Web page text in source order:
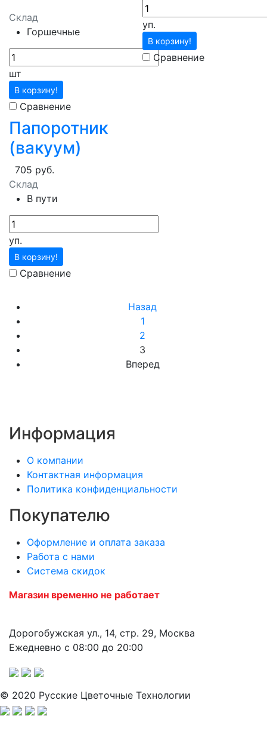
Склад
Горшечные
шт
В корзину!
Сравнение
уп.
В корзину!
Сравнение
Папоротник
(вакуум)
705 руб.
Склад
В пути
уп.
В корзину!
Сравнение
Назад
1
2
3
Вперед
Информация
О компании
Контактная информация
Политика конфиденциальности
Покупателю
Оформление и оплата заказа
Работа с нами
Система скидок
Магазин временно не работает
Дорогобужская ул., 14, стр. 29, Москва
Ежедневно с 08:00 до 20:00
© 2020 Русские Цветочные Технологии